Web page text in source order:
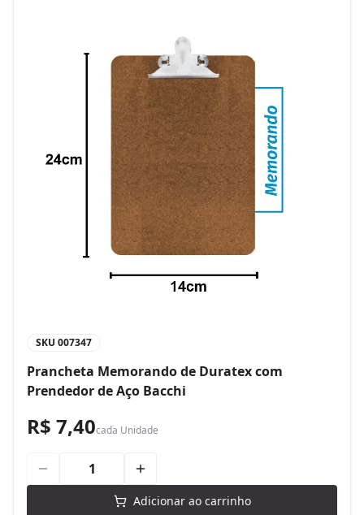
SKU 007347
Prancheta Memorando de Duratex com
Prendedor de Aço Bacchi
R$ 7,40cada Unidade
Adicionar ao carrinho